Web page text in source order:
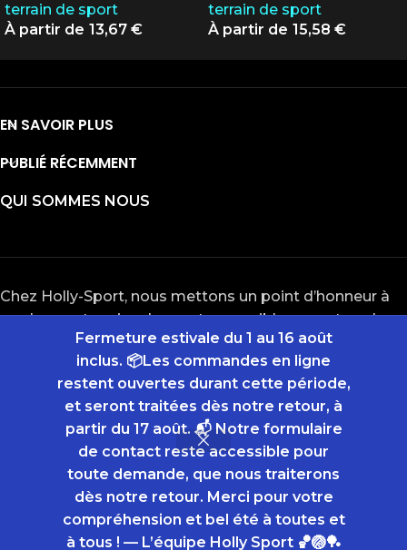
Fermeture estivale du 1 au 16 août
inclus. 📦Les commandes en ligne
restent ouvertes durant cette période,
et seront traitées dès notre retour, à
partir du 17 août. 📬 Notre formulaire
de contact reste accessible pour
toute demande, que nous traiterons
dès notre retour. Merci pour votre
compréhension et bel été à toutes et
à tous ! — L’équipe Holly Sport 🏀🏐🏓
terrain de sport
13,67 €
terrain de sport
15,58 €
EN SAVOIR PLUS
PUBLIÉ RÉCEMMENT
QUI SOMMES NOUS
Chez Holly-Sport, nous mettons un point d’honneur à
rendre nos terrains de sport accessibles pour tous les
passionnés de basketball, football, tennis, badminton
et même hockey. Nous sommes à l’écoute de votre
projet du début à la fin, et nous mettons tout en
oeuvre pour vous satisfaire. Rejoignez l’aventure Holly
CATÉGORIES
Tous droits réservés 2026 Réalisation Holly-sport